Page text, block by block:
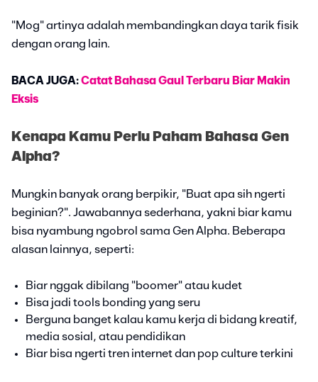
"Mog" artinya adalah membandingkan daya tarik fisik
dengan orang lain.
BACA JUGA:Catat Bahasa Gaul Terbaru Biar Makin
Eksis
Kenapa Kamu Perlu Paham Bahasa Gen
Alpha?
Mungkin banyak orang berpikir, "Buat apa sih ngerti
beginian?". Jawabannya sederhana, yakni biar kamu
bisa nyambung ngobrol sama Gen Alpha. Beberapa
alasan lainnya, seperti:
Biar nggak dibilang "boomer" atau kudet
Bisa jadi tools bonding yang seru
Berguna banget kalau kamu kerja di bidang kreatif,
media sosial, atau pendidikan
Biar bisa ngerti tren internet dan pop culture terkini